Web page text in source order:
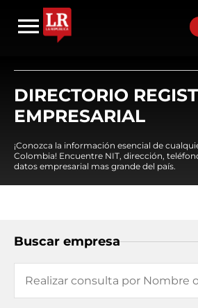
DIRECTORIO
EMPRESARIAL
¡Conozca la información esencial de
Colombia! Encuentre NIT, dirección,
datos empresarial mas grande del país.
Buscar empresa